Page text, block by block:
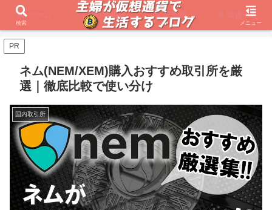
ホーム 初心者必見 取引所 通貨一覧
PR
ネム(NEM/XEM)購入おすすめ取引所を厳
選｜徹底比較で使い分け
国内取引所
検索 メニュー